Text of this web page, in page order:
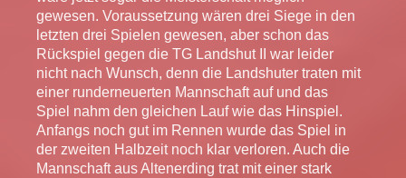
gewesen. Voraussetzung wären drei Siege in den
letzten drei Spielen gewesen, aber schon das
Rückspiel gegen die TG Landshut II war leider
nicht nach Wunsch, denn die Landshuter traten mit
einer runderneuerten Mannschaft auf und das
Spiel nahm den gleichen Lauf wie das Hinspiel.
Anfangs noch gut im Rennen wurde das Spiel in
der zweiten Halbzeit noch klar verloren. Auch die
Mannschaft aus Altenerding trat mit einer stark